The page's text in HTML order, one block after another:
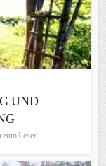
UND
Lesen